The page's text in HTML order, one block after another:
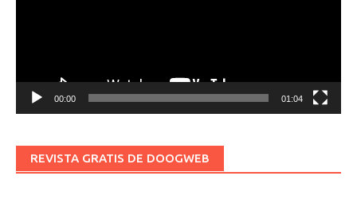
00:00 01:04
REVISTA GRATIS DE DOOGWEB